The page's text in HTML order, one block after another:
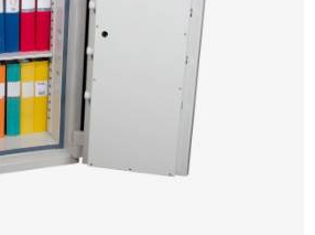
Företag
Privatperson